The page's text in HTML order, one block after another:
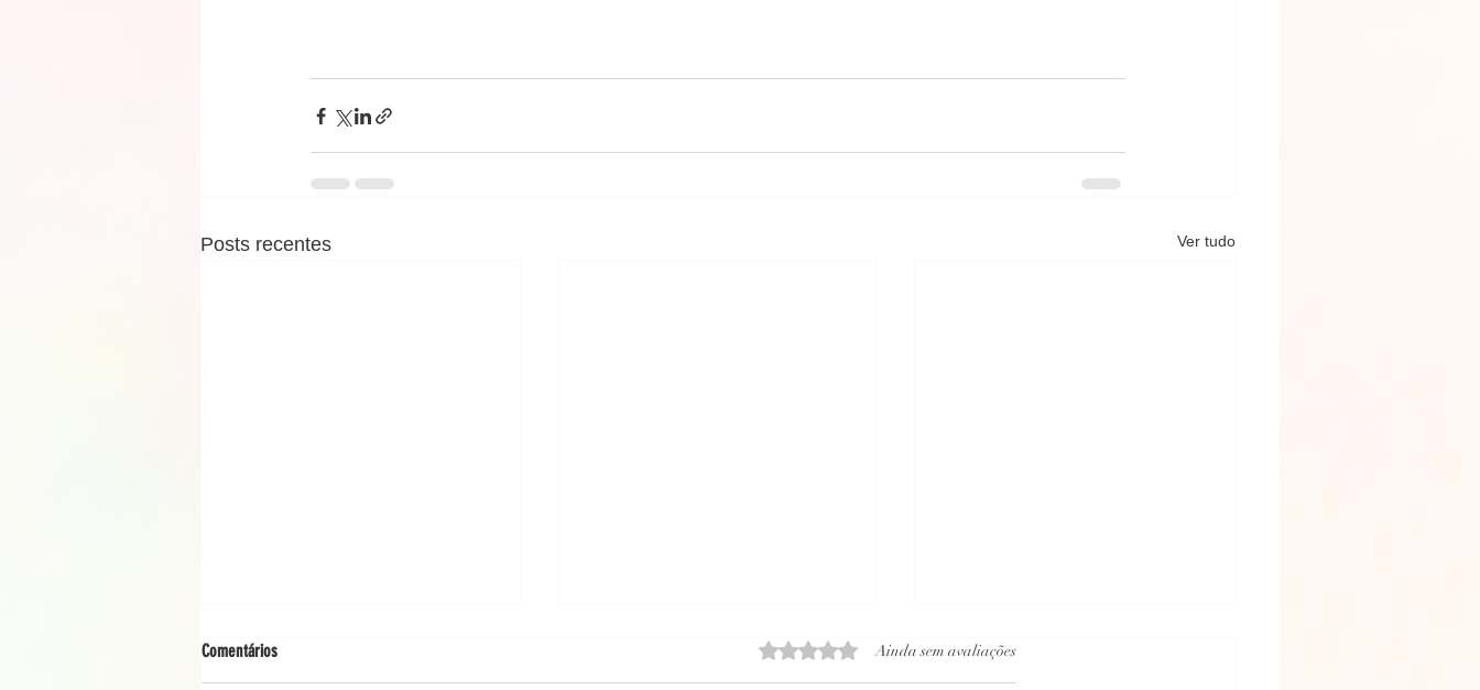
Posts recentes Ver tudo
Comentários Avaliado com 0 de 5 estrelas.
Ainda sem avaliações